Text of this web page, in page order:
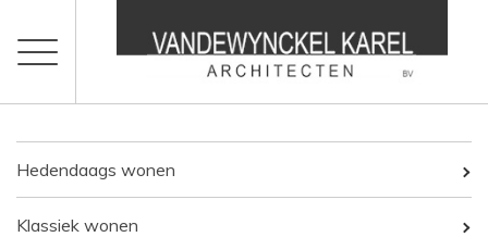
Hedendaags wonen
Klassiek wonen